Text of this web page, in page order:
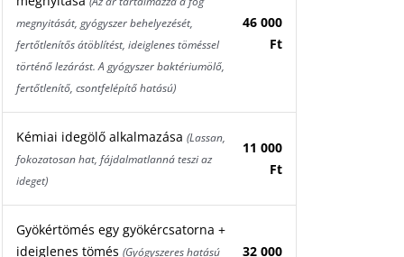
megnyitását, gyógyszer behelyezését,
fertőtlenítős átöblítést, ideiglenes töméssel
történő lezárást. A gyógyszer baktériumölő,
fertőtlenítő, csontfelépítő hatású)
46 000
Ft
Kémiai idegölő alkalmazása(Lassan,
fokozatosan hat, fájdalmatlanná teszi az
ideget)
11 000
Ft
Gyökértömés egy gyökércsatorna +
ideiglenes tömés(Gyógyszeres hatású
32 000